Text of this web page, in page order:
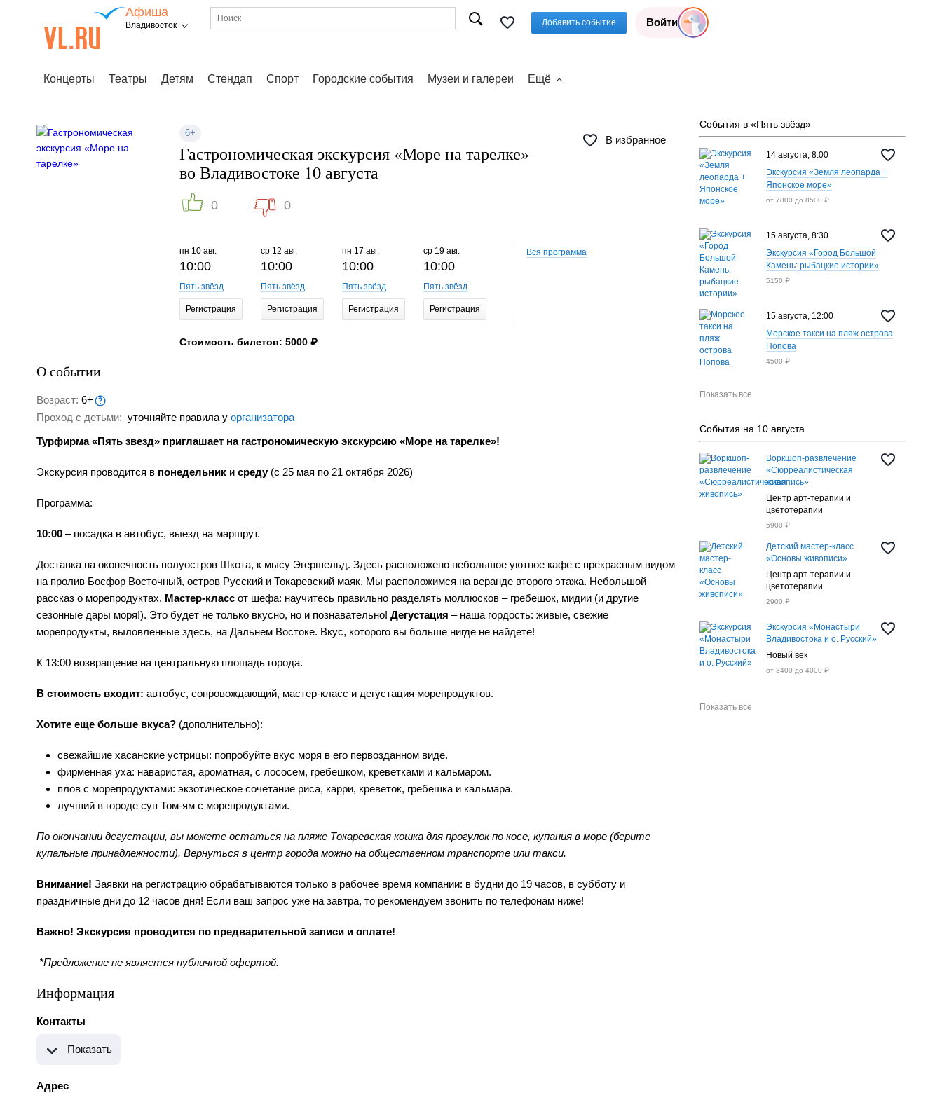
Афиша
Владивосток Добавить событие Войти
Концерты Театры Детям Стендап Спорт Городские события Музеи и галереи Ещё
6+
В избранное
Гастрономическая экскурсия «Море на тарелке»
во Владивостоке 10 августа
0 0
пн 10 авг.
10:00
Пять звёзд
Регистрация
ср 12 авг.
10:00
Пять звёзд
Регистрация
пн 17 авг.
10:00
Пять звёзд
Регистрация
ср 19 авг.
10:00
Пять звёзд
Регистрация
24 авг. ср 31 авг.
Пять звёзд
Регистрация
2 сент.
10:00
пн7 сент.
10:00
Регистрация
Вся программа
Стоимость билетов: 5000 ₽
О событии
Возраст: 6+
Проход с детьми: уточняйте правила у организатора
Турфирма «Пять звезд» приглашает на гастрономическую экскурсию «Море на тарелке»!
Экскурсия проводится в понедельник и среду(с 25 мая по 21 октября 2026)
Программа:
10:00 – посадка в автобус, выезд на маршрут.
Доставка на оконечность полуостров Шкота, к мысу Эгершельд. Здесь расположено небольшое уютное кафе с прекрасным видом
на пролив Босфор Восточный, остров Русский и Токаревский маяк. Мы расположимся на веранде второго этажа. Небольшой
рассказ о морепродуктах. Мастер-класс от шефа: научитесь правильно разделять моллюсков – гребешок, мидии (и другие
сезонные дары моря!). Это будет не только вкусно, но и познавательно! Дегустация – наша гордость: живые, свежие
морепродукты, выловленные здесь, на Дальнем Востоке. Вкус, которого вы больше нигде не найдете!
К 13:00 возвращение на центральную площадь города.
В стоимость входит: автобус, сопровождающий, мастер-класс и дегустация морепродуктов.
Хотите еще больше вкуса? (дополнительно):
свежайшие хасанские устрицы: попробуйте вкус моря в его первозданном виде.
фирменная уха: наваристая, ароматная, с лососем, гребешком, креветками и кальмаром.
плов с морепродуктами: экзотическое сочетание риса, карри, креветок, гребешка и кальмара.
лучший в городе суп Том-ям с морепродуктами.
По окончании дегустации, вы можете остаться на пляже Токаревская кошка для прогулок по косе, купания в море (берите
купальные принадлежности). Вернуться в центр города можно на общественном транспорте или такси.
Внимание! Заявки на регистрацию обрабатываются только в рабочее время компании: в будни до 19 часов, в субботу и
праздничные дни до 12 часов дня! Если ваш запрос уже на завтра, то рекомендуем звонить по телефонам ниже!
Важно! Экскурсия проводится по предварительной записи и оплате!
*Предложение не является публичной офертой.
Информация
Контакты
Показать
Адрес
События в «Пять звёзд»
14 августа, 8:00
Экскурсия «Земля леопарда +
Японское море»
от 7800 до 8500 ₽
15 августа, 8:30
Экскурсия «Город Большой
Камень: рыбацкие истории»
5150 ₽
15 августа, 12:00
Морское такси на пляж острова
Попова
4500 ₽
Показать все
События на 10 августа
Воркшоп-развлечение
«Сюрреалистическая
живопись»
Центр арт-терапии и
цветотерапии
5900 ₽
Детский мастер-класс
«Основы живописи»
Центр арт-терапии и
цветотерапии
2900 ₽
Экскурсия «Монастыри
Владивостока и о. Русский»
Новый век
от 3400 до 4000 ₽
Показать все